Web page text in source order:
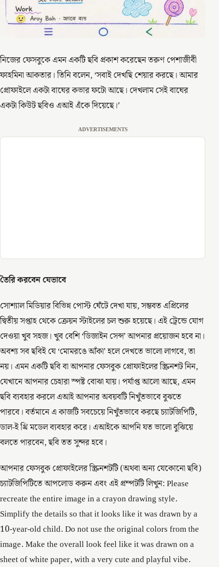
নিজের ফেসবুকে এমন একটি ছবি প্রকাশ করেছেন তরুণ পেশাজীবী
ফাহমিনা আকতার। তিনি বলেন, ‘সবাই দেখছি শেয়ার করছে। আমার
প্রোফাইলে একটা বাঘের কভার ফটো আছে। দেখলাম সেই বাঘের
একটা কিউট ছবিও এআই এঁকে দিয়েছে।’
ADVERTISEMENTS
তৈরি করবেন যেভাবে
সোশ্যাল মিডিয়ার বিভিন্ন পোস্ট ঘেঁটে দেখা যায়, সম্ভবত এপ্রিলের
দ্বিতীয় সপ্তাহ থেকে ক্রেয়ন স্টাইলের চল শুরু হয়েছে। এই ট্রেন্ডে যোগ
দেওয়া খুব সহজ। খুব বেশি ‘ডিজাইন সেন্স’ আপনার প্রয়োজন হবে না।
অবশ্য সব ছবিই যে ‘মোমরঙে আঁকা’ হলে দেখতে ভালো লাগবে, তা
নয়। এমন একটি ছবি বা আপনার ফেসবুক প্রোফাইলের স্ক্রিনশট নিন,
যেখানে আপনার চেহারা স্পষ্ট বোঝা যায়। পর্যাপ্ত আলো আছে, এমন
ছবি ব্যবহার করলে এআই আপনার অবয়বটি নিখুঁতভাবে বুঝতে
পারবে। বর্তমানে এ কাজটি সবচেয়ে নিখুঁতভাবে করছে চ্যাটজিপিটি,
ডাল-ই থ্রি মডেল ব্যবহার করে। এআইকে আপনি যত ভালো বুঝিয়ে
বলতে পারবেন, ছবি তত সুন্দর হবে।
আপনার ফেসবুক প্রোফাইলের স্ক্রিনশটটি (অথবা অন্য যেকোনো ছবি)
চ্যাটজিপিটিতে আপলোড করুন এবং এই প্রম্পটটি লিখুন: Please
recreate the entire image in a crayon drawing style.
Simplify the details so that it looks like it was drawn by a
10-year-old child. Do not use the original colors from the
image. Make the overall look feel like it was drawn on a
sheet of white paper, with a very cute and playful vibe.